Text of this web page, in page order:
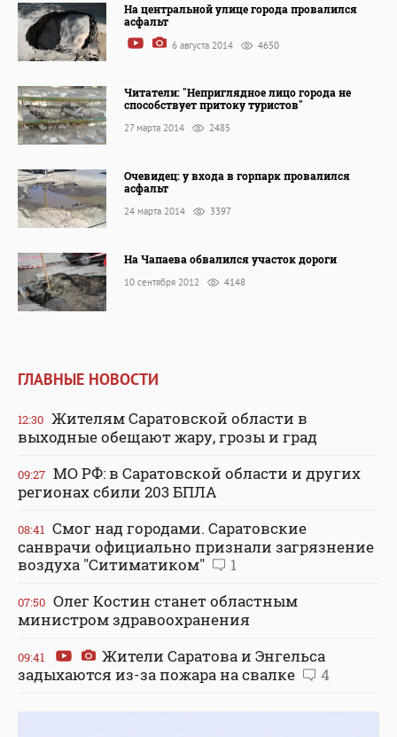
На центральной улице города провалился
асфальт
6 августа 2014 4650
Читатели: "Неприглядное лицо города не
способствует притоку туристов"
27 марта 2014 2485
Очевидец: у входа в горпарк провалился
асфальт
24 марта 2014 3397
На Чапаева обвалился участок дороги
10 сентября 2012 4148
ГЛАВНЫЕ НОВОСТИ
12:30 Жителям Саратовской области в
выходные обещают жару, грозы и град
09:27 МО РФ: в Саратовской области и других
регионах сбили 203 БПЛА
08:41 Смог над городами. Саратовские
санврачи официально признали загрязнение
воздуха "Ситиматиком"
1
07:50 Олег Костин станет областным
министром здравоохранения
09:41
Жители Саратова и Энгельса
задыхаются из-за пожара на свалке
4